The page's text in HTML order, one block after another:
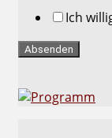
Ich
Absenden